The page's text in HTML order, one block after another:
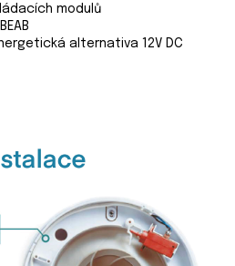
modulů
alternativa 12V DC